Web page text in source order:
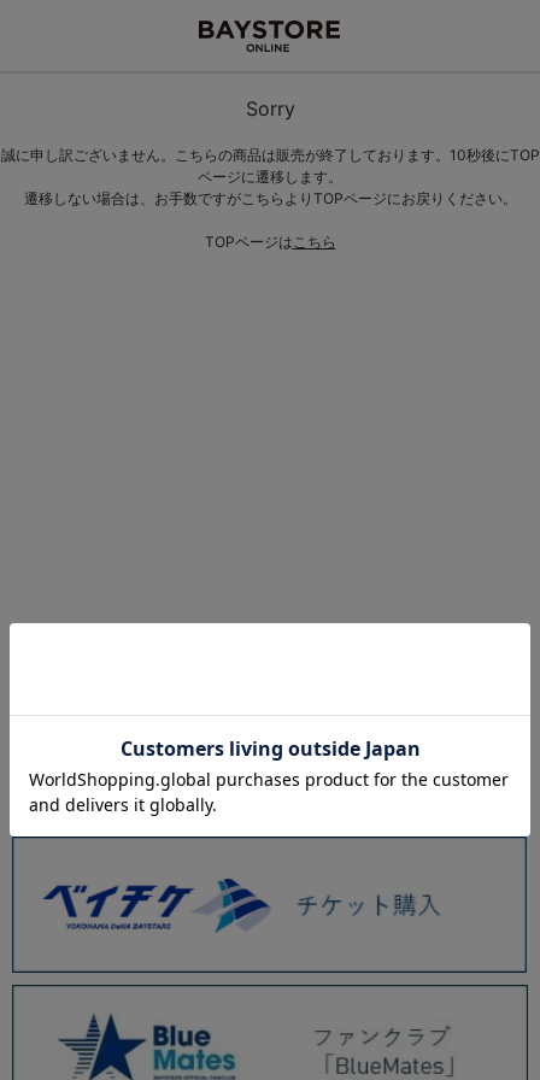
Sorry
誠に申し訳ございません。こちらの商品は販売が終了しております。10秒後にTOP
ページに遷移します。
遷移しない場合は、お手数ですがこちらよりTOPページにお戻りください。
TOPページはこちら